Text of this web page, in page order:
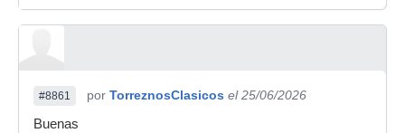
#8861 por TorreznosClasicos el 25/06/2026
Buenas